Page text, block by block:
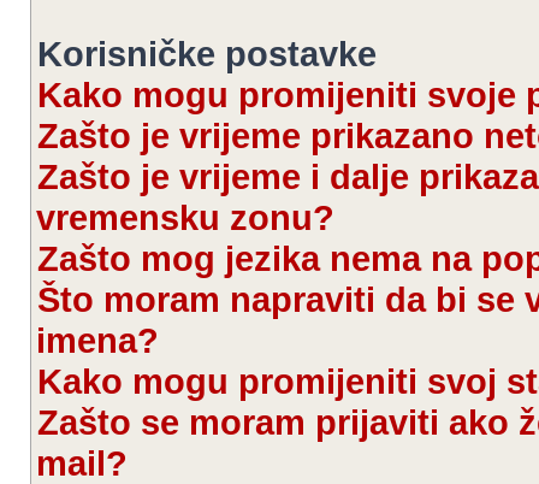
Korisničke postavke
Kako mogu promijeniti svoje
Zašto je vrijeme prikazano
Zašto je vrijeme i dalje
vremensku zonu?
Zašto mog jezika nema na
Što moram napraviti da bi
imena?
Kako mogu promijeniti svoj
Zašto se moram prijaviti ako
mail?